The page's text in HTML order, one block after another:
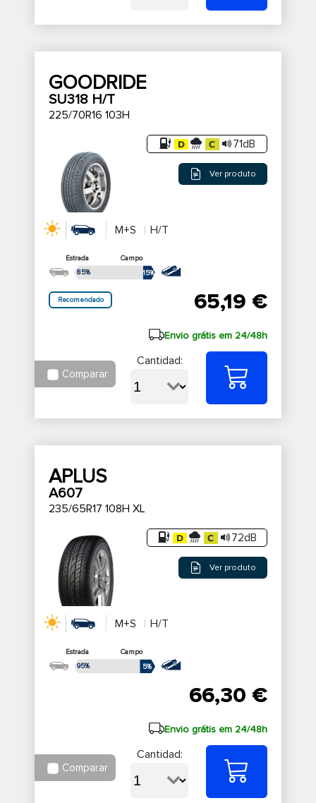
GOODRIDE
SU318 H/T
225/70R16 103H
71dB
Ver produto
M+S H/T
Estrada
Campo
85%
15%
Recomendado 65,19 €
Envio grátis em 24/48h
Comparar
Cantidad:
APLUS
A607
235/65R17 108H XL
72dB
Ver produto
M+S H/T
Estrada
Campo
95%
5%
66,30 €
Envio grátis em 24/48h
Comparar
Cantidad: